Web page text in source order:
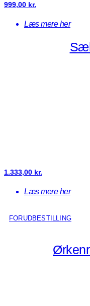
999,00 kr.
Læs mere her
1.333,00 kr.
Læs mere her
FORUDBESTILLING